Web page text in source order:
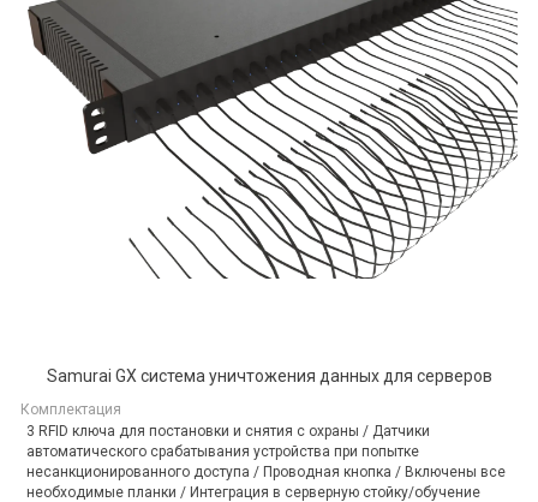
Samurai GX система уничтожения данных для серверов
Комплектация
3 RFID ключа для постановки и снятия с охраны / Датчики
автоматического срабатывания устройства при попытке
несанкционированного доступа / Проводная кнопка / Включены все
необходимые планки / Интеграция в серверную стойку/обучение